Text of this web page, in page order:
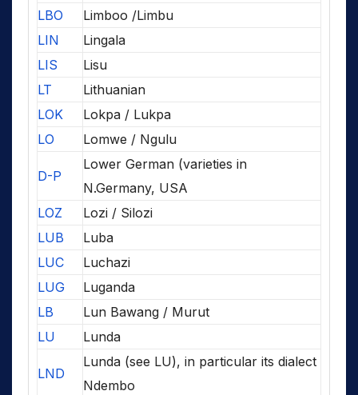
LBO
Limboo /Limbu
LIN
Lingala
LIS
Lisu
LT
Lithuanian
LOK
Lokpa / Lukpa
LO
Lomwe / Ngulu
D-P
Lower German (varieties in
N.Germany, USA
LOZ
Lozi / Silozi
LUB
Luba
LUC
Luchazi
LUG
Luganda
LB
Lun Bawang / Murut
LU
Lunda
LND
Lunda (see LU), in particular its dialect
Ndembo